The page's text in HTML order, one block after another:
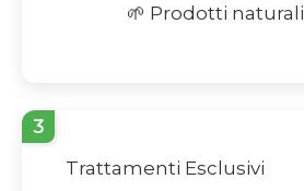
🌱 Prodotti naturali
3
Trattamenti Esclusivi